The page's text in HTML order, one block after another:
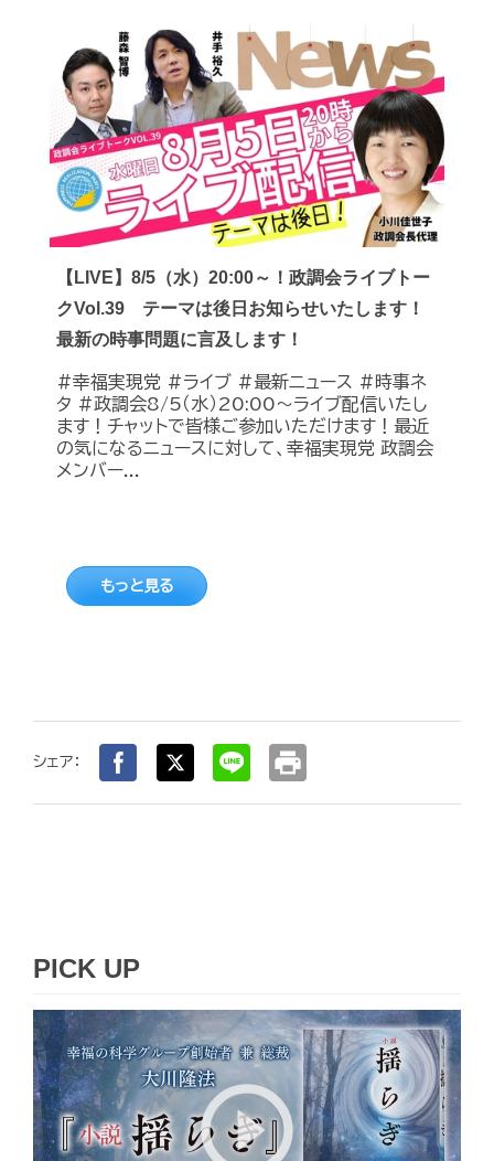
【LIVE】8/5（水）20:00～！政調会ライブトー
クVol.39 テーマは後日お知らせいたします！
最新の時事問題に言及します！
#幸福実現党 #ライブ #最新ニュース #時事ネ
タ #政調会8/5（水）20:00～ライブ配信いたし
ます！チャットで皆様ご参加いただけます！最近
の気になるニュースに対して、幸福実現党 政調会
メンバー...
もっと見る
シェア： print
PICK UP